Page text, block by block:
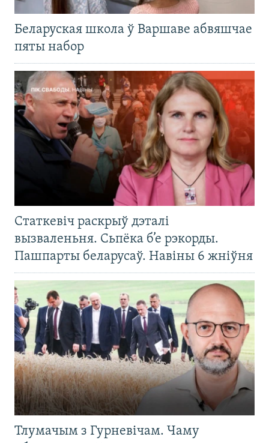
Беларуская школа ў Варшаве абвяшчае
пяты набор
Статкевіч раскрыў дэталі
вызваленьня. Сьпёка б’е рэкорды.
Пашпарты беларусаў. Навіны 6 жніўня
Тлумачым з Гурневічам. Чаму